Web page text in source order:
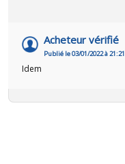
Acheteur vérifié
Publié le 03/01/2022 à 21:21
Idem